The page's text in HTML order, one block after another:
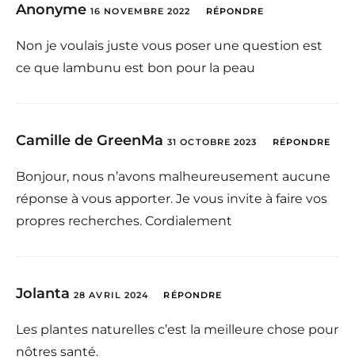
Anonyme 16 NOVEMBRE 2022 RÉPONDRE
Non je voulais juste vous poser une question est
ce que lambunu est bon pour la peau
Camille de GreenMa 31 OCTOBRE 2023 RÉPONDRE
Bonjour, nous n’avons malheureusement aucune
réponse à vous apporter. Je vous invite à faire vos
propres recherches. Cordialement
Jolanta 28 AVRIL 2024 RÉPONDRE
Les plantes naturelles c’est la meilleure chose pour
nôtres santé.